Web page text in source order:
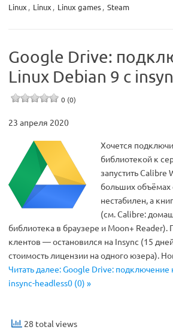
Linux , Linux , Linux games, Steam
Google Drive:
Linux Debian 9 с
0 (0)
23 апреля 2020
Хочется
библиотекой к
запустить Calibre
больших
нестабилен, а
(см. Calibre:
библиотека в браузере и Moon+
клентов — остановился на Insync (15
стоимость лицензии на одного юзера).
Читать далее: Google Drive: подключение
insync-headless0 (0) »
28 total views